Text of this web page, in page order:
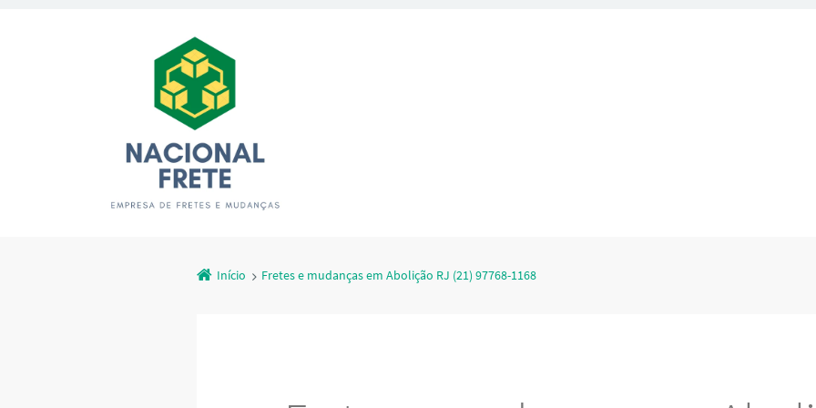
Início Fretes e mudanças em Abolição RJ (21) 97768-1168